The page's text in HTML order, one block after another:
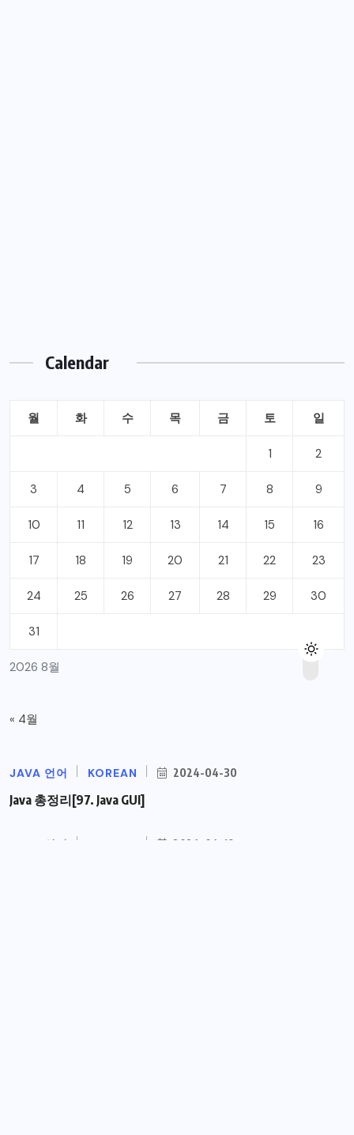
Calendar
2026 8월
월 화 수 목 금 토 일
1 2
3 4 5 6 7 8 9
10 11 12 13 14 15 16
17 18 19 20 21 22 23
24 25 26 27 28 29 30
31
« 4월
JAVA 언어 KOREAN 2024-04-30
Java 총정리[97. Java GUI]
JAVA 언어 2024-04-19